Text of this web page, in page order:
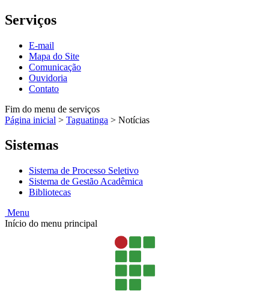
Serviços
E-mail
Mapa do Site
Comunicação
Ouvidoria
Contato
Fim do menu de serviços
Página inicial > Taguatinga > Notícias
Sistemas
Sistema de Processo Seletivo
Sistema de Gestão Acadêmica
Bibliotecas
Menu
Início do menu principal